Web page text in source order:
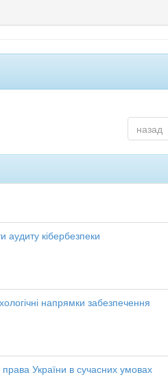
назад
аудиту кібербезпеки
напрямки забезпечення
права України в сучасних умовах